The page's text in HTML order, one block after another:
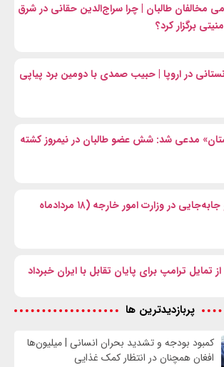
مخالفان طالبان | چرا سراج‌الدین حقانی در شرق
برگزار کرد؟
در اروپا | حبیب صمدی با دومین برد پیاپی
مدعی شد: شش عضو طالبان در نیمروز کشته
احتمال چند تغییر و جابه‌جایی در وزارت امور خارجه (۱۸ مردادماه
تمایل ترامپ برای پایان تقابل با ایران خبرداد
پربازدیدترین ها
کمبود بودجه و تشدید بحران انسانی | میلیون‌ها
افغان همچنان در انتظار کمک غذایی